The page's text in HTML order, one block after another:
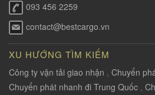
093 456 2259
contact@bestcargo.vn
XU HƯỚNG TÌM KIẾM
Công ty vận tải giao nhận , Chuyển
Chuyển phát nhanh đi Trung Quốc ,